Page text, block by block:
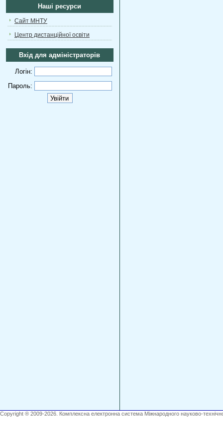
Наші ресурси
Сайт МНТУ
Центр дистанційної освіти
Вхід для адміністраторів
Логін:
Пароль:
Copyright ® 2009-2026. Комплексна електронна система Міжнародного науково-